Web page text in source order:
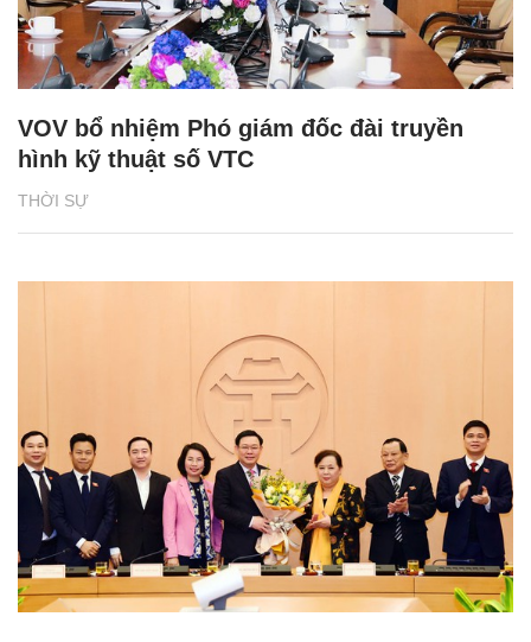
THỜI SỰ
VOV bổ nhiệm Phó giám đốc đài truyền
hình kỹ thuật số VTC